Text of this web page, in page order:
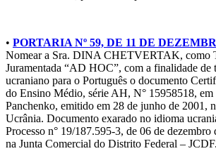
• PORTARIA Nº 59, DE 11 DE
Nomear a Sra. DINA CHETVERTAK, como
Juramentada “AD HOC”, com a finalidade de
ucraniano para o Português o documento
do Ensino Médio, série AH, N° 15958518, em
Panchenko, emitido em 28 de junho de 2001,
Ucrânia. Documento exarado no idioma
Processo n° 19/187.595-3, de 06 de
na Junta Comercial do Distrito Federal – JCDF.